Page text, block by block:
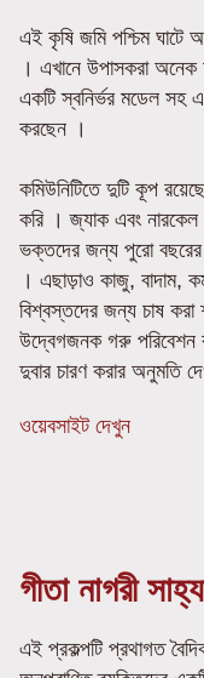
এই কৃষি জমি পশ্চিম ঘাটে
। এখানে উপাসকরা অনেক
একটি স্বনির্ভর মডেল সহ
করছেন ।
কমিউনিটিতে দুটি কূপ
করি । জ্যাক এবং নারকেল
ভক্তদের জন্য পুরো
। এছাড়াও কাজু, বাদাম,
বিশ্বস্তদের জন্য চাষ করা
উদ্বেগজনক গরু পরিবেশন
দুবার চারণ করার অনুমতি
ওয়েবসাইট দেখুন
গীতা নাগরী
এই প্রকল্পটি প্রথাগত